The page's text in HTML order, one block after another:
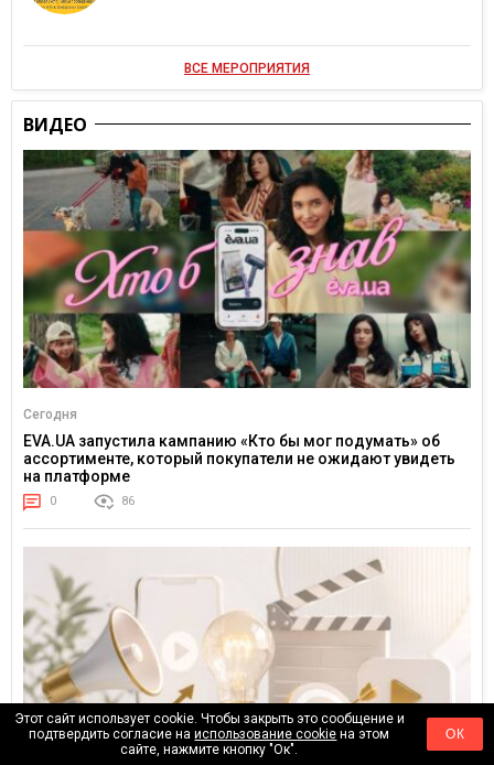
ВСЕ МЕРОПРИЯТИЯ
ВИДЕО
Сегодня
EVA.UA запустила кампанию «Кто бы мог подумать» об
ассортименте, который покупатели не ожидают увидеть
на платформе
0 86
Этот сайт использует cookie. Чтобы закрыть это сообщение и
подтвердить согласие наиспользование cookie на этом
сайте, нажмите кнопку "Ок".
ОК